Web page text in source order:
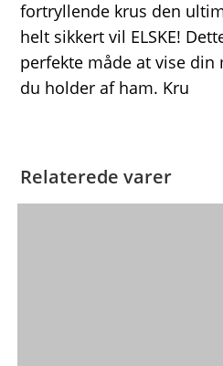
fortryllende krus den
helt sikkert vil ELSKE!
perfekte måde at vise
du holder af ham. Kru
Relaterede varer